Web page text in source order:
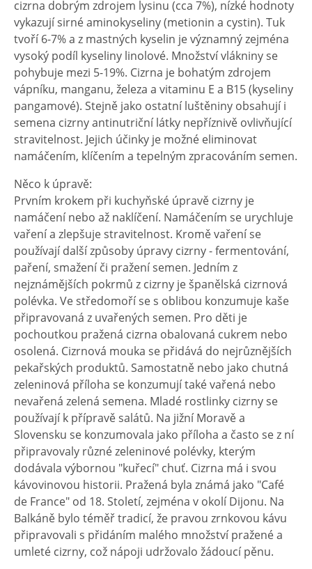
cizrna dobrým zdrojem lysinu (cca 7%), nízké hodnoty
vykazují sirné aminokyseliny (metionin a cystin). Tuk
tvoří 6-7% a z mastných kyselin je významný zejména
vysoký podíl kyseliny linolové. Množství vlákniny se
pohybuje mezi 5-19%. Cizrna je bohatým zdrojem
vápníku, manganu, železa a vitaminu E a B15 (kyseliny
pangamové). Stejně jako ostatní luštěniny obsahují i
semena cizrny antinutriční látky nepříznivě ovlivňující
stravitelnost. Jejich účinky je možné eliminovat
namáčením, klíčením a tepelným zpracováním semen.
Něco k úpravě:
Prvním krokem při kuchyňské úpravě cizrny je
namáčení nebo až naklíčení. Namáčením se urychluje
vaření a zlepšuje stravitelnost. Kromě vaření se
používají další způsoby úpravy cizrny - fermentování,
paření, smažení či pražení semen. Jedním z
nejznámějších pokrmů z cizrny je španělská cizrnová
polévka. Ve středomoří se s oblibou konzumuje kaše
připravovaná z uvařených semen. Pro děti je
pochoutkou pražená cizrna obalovaná cukrem nebo
osolená. Cizrnová mouka se přidává do nejrůznějších
pekařských produktů. Samostatně nebo jako chutná
zeleninová příloha se konzumují také vařená nebo
nevařená zelená semena. Mladé rostlinky cizrny se
používají k přípravě salátů. Na jižní Moravě a
Slovensku se konzumovala jako příloha a často se z ní
připravovaly různé zeleninové polévky, kterým
dodávala výbornou "kuřecí" chuť. Cizrna má i svou
kávovinovou historii. Pražená byla známá jako "Café
de France" od 18. Století, zejména v okolí Dijonu. Na
Balkáně bylo téměř tradicí, že pravou zrnkovou kávu
připravovali s přidáním malého množství pražené a
umleté cizrny, což nápoji udržovalo žádoucí pěnu.